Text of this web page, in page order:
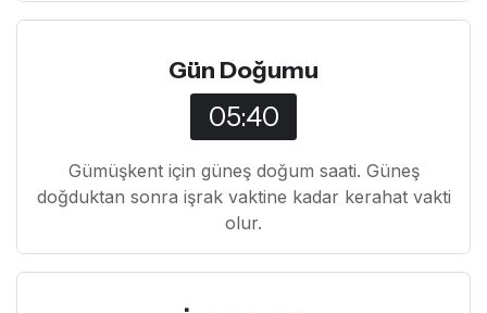
Gün Doğumu
05:40
Gümüşkent için güneş doğum saati. Güneş
doğduktan sonra işrak vaktine kadar kerahat vakti
olur.